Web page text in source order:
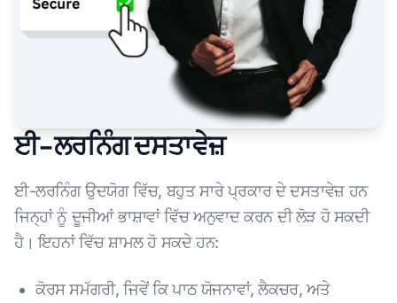
ਈ-ਲਰਨਿੰਗ ਦਸਤਾਵੇਜ਼
ਈ-ਲਰਨਿੰਗ ਉਦਯੋਗ ਵਿੱਚ, ਬਹੁਤ ਸਾਰੇ ਪ੍ਰਕਾਰ ਦੇ ਦਸਤਾਵੇਜ਼ ਹਨ
ਜਿਨ੍ਹਾਂ ਨੂੰ ਦੂਜੀਆਂ ਭਾਸ਼ਾਵਾਂ ਵਿੱਚ ਅਨੁਵਾਦ ਕਰਨ ਦੀ ਲੋੜ ਹੋ ਸਕਦੀ
ਹੈ। ਇਹਨਾਂ ਵਿੱਚ ਸ਼ਾਮਲ ਹੋ ਸਕਦੇ ਹਨ:
ਕੋਰਸ ਸਮੱਗਰੀ, ਜਿਵੇਂ ਕਿ ਪਾਠ ਯੋਜਨਾਵਾਂ, ਲੈਕਚਰ, ਅਤੇ